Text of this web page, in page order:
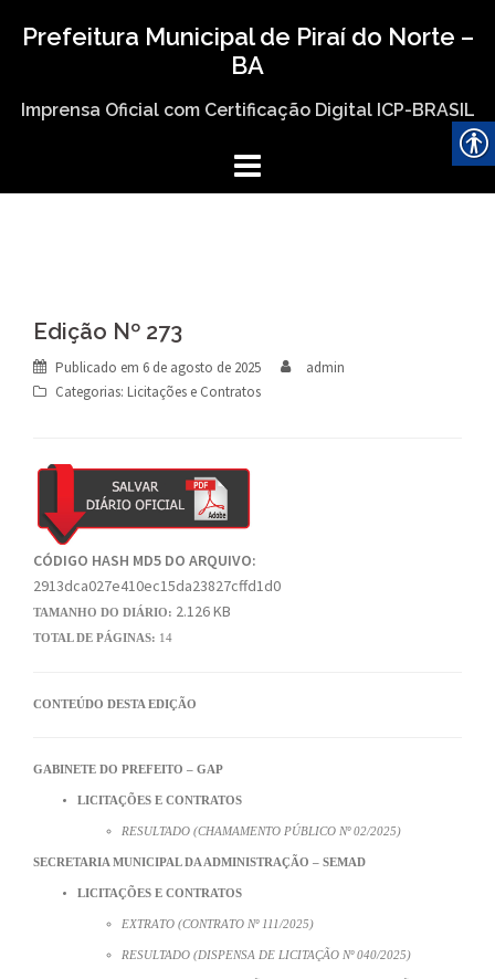
Prefeitura Municipal de Piraí do Norte –
BA
Imprensa Oficial com Certificação Digital ICP-BRASIL
Edição Nº 273
Publicado em 6 de agosto de 2025
admin
Categorias: Licitações e Contratos
CÓDIGO HASH MD5 DO ARQUIVO:
2913dca027e410ec15da23827cffd1d0
TAMANHO DO DIÁRIO: 2.126 KB
TOTAL DE PÁGINAS: 14
CONTEÚDO DESTA EDIÇÃO
GABINETE DO PREFEITO – GAP
LICITAÇÕES E CONTRATOS
RESULTADO (CHAMAMENTO PÚBLICO Nº 02/2025)
SECRETARIA MUNICIPAL DA ADMINISTRAÇÃO – SEMAD
LICITAÇÕES E CONTRATOS
EXTRATO (CONTRATO Nº 111/2025)
RESULTADO (DISPENSA DE LICITAÇÃO Nº 040/2025)